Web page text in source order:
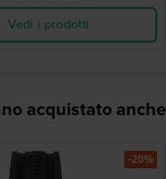
Vedi i prodotti
acquistato anche
-20%